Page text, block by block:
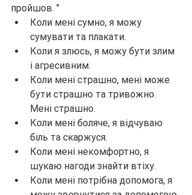
пройшов. "
Коли мені сумно, я можу
сумувати та плакати.
Коли я злюсь, я можу бути злим
і агресивним.
Коли мені страшно, мені може
бути страшно та тривожно.
Мені страшно.
Коли мені боляче, я відчуваю
біль та скаржуся.
Коли мені некомфортно, я
шукаю нагоди знайти втіху.
Коли мені потрібна допомога, я